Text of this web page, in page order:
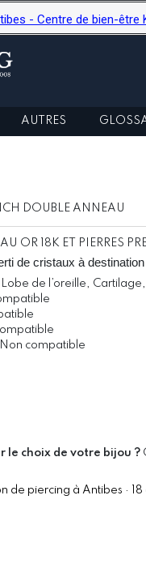
- Centre de bien-être
AUTRES
DOUBLE ANNEAU
OR 18K ET PIERRES
de cristaux à
de l’oreille,
Non compatible
le choix de votre bijou ?
de piercing à Antibes ·